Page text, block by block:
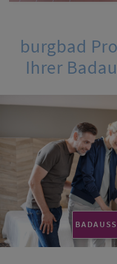
burgbad
Ihrer